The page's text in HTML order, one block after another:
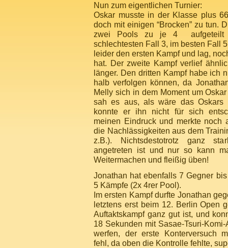
Nun zum eigentlichen Turnier:
Oskar musste in der Klasse plus
doch mit einigen “Brocken” zu tun.
zwei Pools zu je 4 aufgeteilt
schlechtesten Fall 3, im besten Fall
leider den ersten Kampf und lag,
hat. Der zweite Kampf verlief
länger. Den dritten Kampf habe ich
halb verfolgen können, da
Melly sich in dem Moment um
sah es aus, als wäre das Oskars
konnte er ihn nicht für sich
meinen Eindruck und merkte
die Nachlässigkeiten aus dem
z.B.). Nichtsdestotrotz ganz
angetreten ist und nur so kann
Weitermachen und fleißig üben!
Jonathan hat ebenfalls 7 Gegner
5 Kämpfe (2x 4rer Pool).
Im ersten Kampf durfte Jonathan
letztens erst beim 12. Berlin Open
Auftaktskampf ganz gut ist, und
18 Sekunden mit Sasae-Tsuri-
werfen, der erste Konterversuch
fehl, da oben die Kontrolle fehlte,